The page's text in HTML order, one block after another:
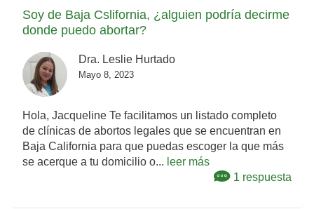
Soy de Baja Cslifornia, ¿alguien podría decirme
donde puedo abortar?
Dra. Leslie Hurtado
Mayo 8, 2023
Hola, Jacqueline Te facilitamos un listado completo
de clínicas de abortos legales que se encuentran en
Baja California para que puedas escoger la que más
se acerque a tu domicilio o... leer más
1 respuesta